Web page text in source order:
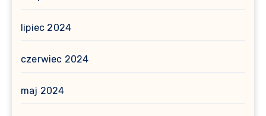
lipiec 2024
czerwiec 2024
maj 2024